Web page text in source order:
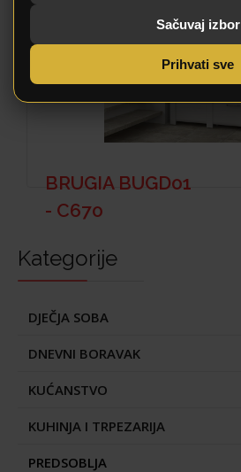
BRUGIA BUGD01
- C670
Kategorije
DJEČJA SOBA
DNEVNI BORAVAK
KUĆANSTVO
KUHINJA I TRPEZARIJA
PREDSOBLJA
Sačuvaj izbor
Prihvati sve